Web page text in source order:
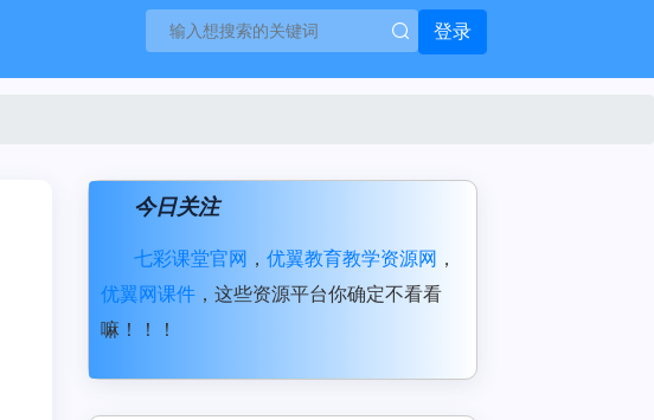
登录
今日关注
七彩课堂官网 ，优翼教育教学资源网 ，
优翼网课件 ，这些资源平台你确定不看看
嘛！！！